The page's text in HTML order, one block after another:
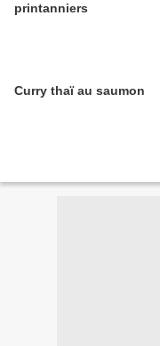
printanniers
Curry thaï au saumon